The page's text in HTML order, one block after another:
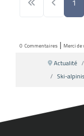
0 Commentaires | Merci
Actualité
Ski-